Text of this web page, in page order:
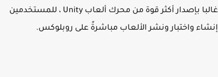
غالبا بإصدار أكثر قوة من محرك ألعاب Unity ، للمستخدمين
واختبار ونشر الألعاب مباشرةً على روبلوكس.